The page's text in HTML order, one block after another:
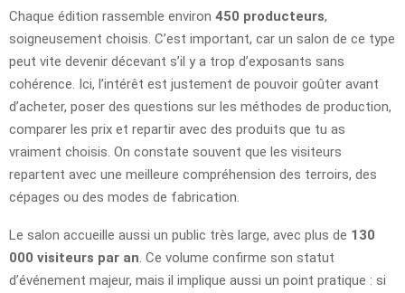
Chaque édition rassemble environ 450 producteurs,
soigneusement choisis. C’est important, car un salon de ce type
peut vite devenir décevant s’il y a trop d’exposants sans
cohérence. Ici, l’intérêt est justement de pouvoir goûter avant
d’acheter, poser des questions sur les méthodes de production,
comparer les prix et repartir avec des produits que tu as
vraiment choisis. On constate souvent que les visiteurs
repartent avec une meilleure compréhension des terroirs, des
cépages ou des modes de fabrication.
Le salon accueille aussi un public très large, avec plus de 130
000 visiteurs par an . Ce volume confirme son statut
d’événement majeur, mais il implique aussi un point pratique : si